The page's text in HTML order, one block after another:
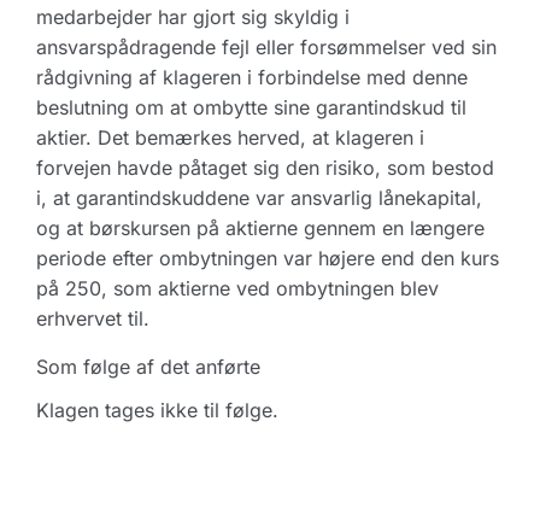
medarbejder har gjort sig skyldig i
ansvarspådragende fejl eller forsømmelser ved sin
rådgivning af klageren i forbindelse med denne
beslutning om at ombytte sine garantindskud til
aktier. Det bemærkes herved, at klageren i
forvejen havde påtaget sig den risiko, som bestod
i, at garantindskuddene var ansvarlig lånekapital,
og at børskursen på aktierne gennem en længere
periode efter ombytningen var højere end den kurs
på 250, som aktierne ved ombytningen blev
erhvervet til.
Som følge af det anførte
Klagen tages ikke til følge.